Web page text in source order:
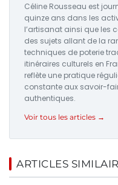
Céline Rousseau est
quinze ans dans les
l’artisanat ainsi que les
des sujets allant de la
techniques de poterie
itinéraires culturels en
reflète une pratique
constante aux savoir-
authentiques.
Voir tous les articles →
ARTICLES